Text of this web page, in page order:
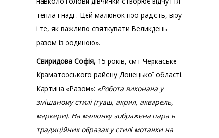
тепла і надії. Цей малюнок про радість, віру
і те, як важливо святкувати Великдень
разом із родиною».
Свиридова Софія, 15 років, смт Черкаське
Краматорського району Донецької області.
Картина «Разом»: «Робота виконана у
змішаному стилі (гуаш, акрил, акварель,
маркери). На малюнку зображена пара в
традиційних образах у стилі мотанки на